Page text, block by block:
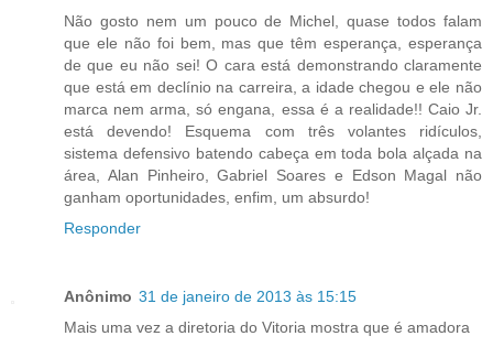
Não gosto nem um pouco de Michel, quase todos falam
que ele não foi bem, mas que têm esperança, esperança
de que eu não sei! O cara está demonstrando claramente
que está em declínio na carreira, a idade chegou e ele não
marca nem arma, só engana, essa é a realidade!! Caio Jr.
está devendo! Esquema com três volantes ridículos,
sistema defensivo batendo cabeça em toda bola alçada na
área, Alan Pinheiro, Gabriel Soares e Edson Magal não
ganham oportunidades, enfim, um absurdo!
Responder
Anônimo 31 de janeiro de 2013 às 15:15
Mais uma vez a diretoria do Vitoria mostra que é amadora